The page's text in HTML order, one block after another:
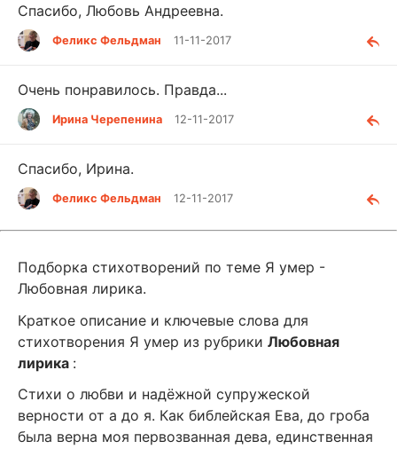
Спасибо, Любовь Андреевна.
Феликс Фельдман 11-11-2017
Очень понравилось. Правда...
Ирина Черепенина 12-11-2017
Спасибо, Ирина.
Феликс Фельдман 12-11-2017
Подборка стихотворений по теме Я умер -
Любовная лирика.
Краткое описание и ключевые слова для
стихотворения Я умер из рубрики Любовная
лирика :
Стихи о любви и надёжной супружеской
верности от а до я. Как библейская Ева, до гроба
была верна моя первозванная дева, единственная